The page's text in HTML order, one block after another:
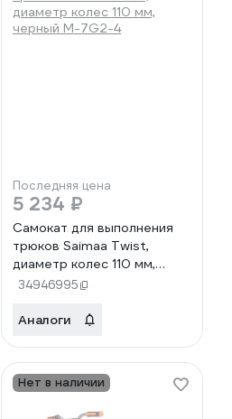
Последняя цена
5 234 ₽
Самокат для выполнения
трюков Saimaa Twist,
диаметр колес 110 мм,
черный M-7G2-4
34946995
Аналоги
Нет в наличии